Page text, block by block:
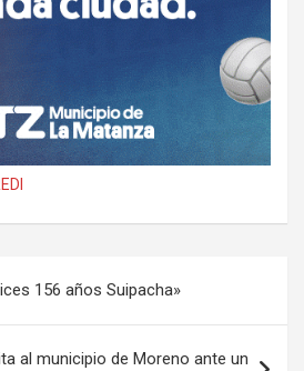
156 años Suipacha»
al municipio de Moreno ante un